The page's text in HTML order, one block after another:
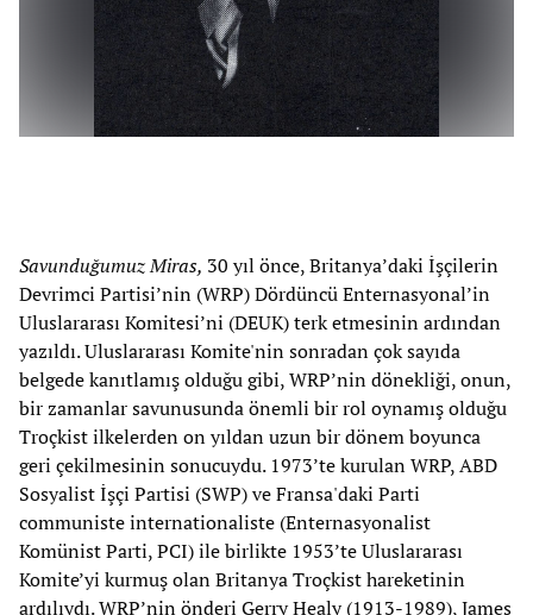
Savunduğumuz Miras, 30 yıl önce, Britanya’daki İşçilerin
Devrimci Partisi’nin (WRP) Dördüncü Enternasyonal’in
Uluslararası Komitesi’ni (DEUK) terk etmesinin ardından
yazıldı. Uluslararası Komite'nin sonradan çok sayıda
belgede kanıtlamış olduğu gibi, WRP’nin dönekliği, onun,
bir zamanlar savunusunda önemli bir rol oynamış olduğu
Troçkist ilkelerden on yıldan uzun bir dönem boyunca
geri çekilmesinin sonucuydu. 1973’te kurulan WRP, ABD
Sosyalist İşçi Partisi (SWP) ve Fransa'daki Parti
communiste internationaliste (Enternasyonalist
Komünist Parti, PCI) ile birlikte 1953’te Uluslararası
Komite’yi kurmuş olan Britanya Troçkist hareketinin
ardılıydı. WRP’nin önderi Gerry Healy (1913-1989), James